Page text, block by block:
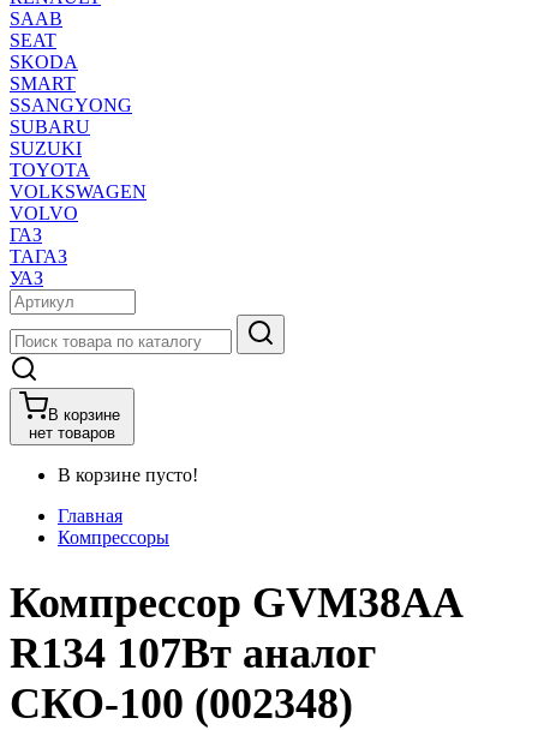
SAAB
SEAT
SKODA
SMART
SSANGYONG
SUBARU
SUZUKI
TOYOTA
VOLKSWAGEN
VOLVO
ГАЗ
ТАГАЗ
УАЗ
В корзине
нет товаров
В корзине пусто!
Главная
Компрессоры
Компрессор GVM38AA
R134 107Вт аналог
СКО-100 (002348)